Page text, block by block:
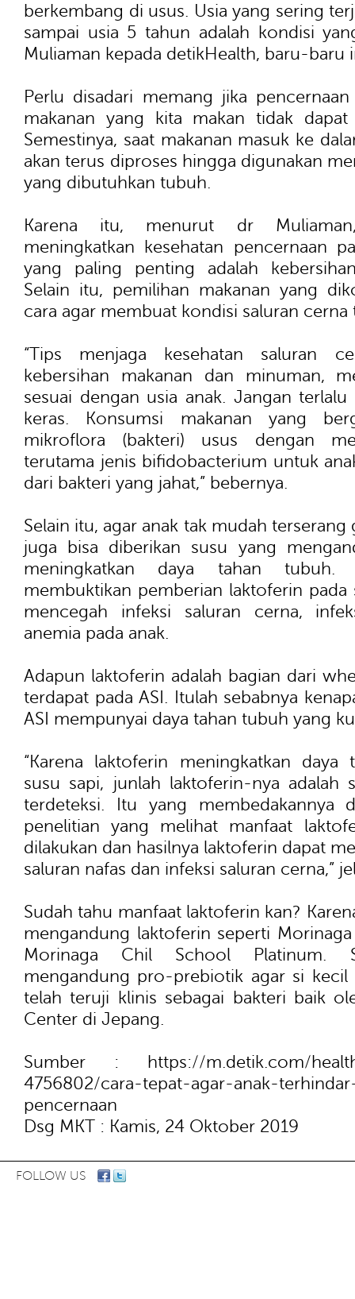
berkembang di usus. Usia yang sering
sampai usia 5 tahun adalah kondisi
Muliaman kepada detikHealth, baru-baru
Perlu disadari memang jika
makanan yang kita makan tidak
Semestinya, saat makanan masuk ke
akan terus diproses hingga digunakan
yang dibutuhkan tubuh.
Karena itu, menurut dr
meningkatkan kesehatan pencernaan
yang paling penting adalah
Selain itu, pemilihan makanan yang
cara agar membuat kondisi saluran
“Tips menjaga kesehatan saluran
kebersihan makanan dan minuman,
sesuai dengan usia anak. Jangan
keras. Konsumsi makanan yang
mikroflora (bakteri) usus dengan
terutama jenis bifidobacterium untuk
dari bakteri yang jahat,” bebernya.
Selain itu, agar anak tak mudah
juga bisa diberikan susu yang
meningkatkan daya tahan tubuh.
membuktikan pemberian laktoferin
mencegah infeksi saluran cerna,
anemia pada anak.
Adapun laktoferin adalah bagian dari
terdapat pada ASI. Itulah sebabnya
ASI mempunyai daya tahan tubuh yang
“Karena laktoferin meningkatkan daya
susu sapi, junlah laktoferin-nya adalah
terdeteksi. Itu yang membedakannya
penelitian yang melihat manfaat
dilakukan dan hasilnya laktoferin dapat
saluran nafas dan infeksi saluran cerna,”
Sudah tahu manfaat laktoferin kan?
mengandung laktoferin seperti
Morinaga Chil School Platinum.
mengandung pro-prebiotik agar si kecil
telah teruji klinis sebagai bakteri baik
Center di Jepang.
Sumber : https://m.detik.com/
4756802/cara-tepat-agar-anak-
pencernaan
Dsg MKT : Kamis, 24 Oktober 2019
FOLLOW US